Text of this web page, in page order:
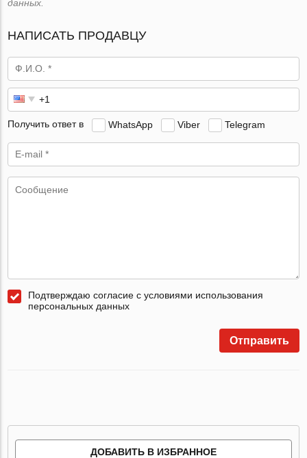
данных.
НАПИСАТЬ ПРОДАВЦУ
Получить ответ в WhatsApp Viber Telegram
Подтверждаю согласие с условиями использования
персональных данных
Отправить
ДОБАВИТЬ В ИЗБРАННОЕ